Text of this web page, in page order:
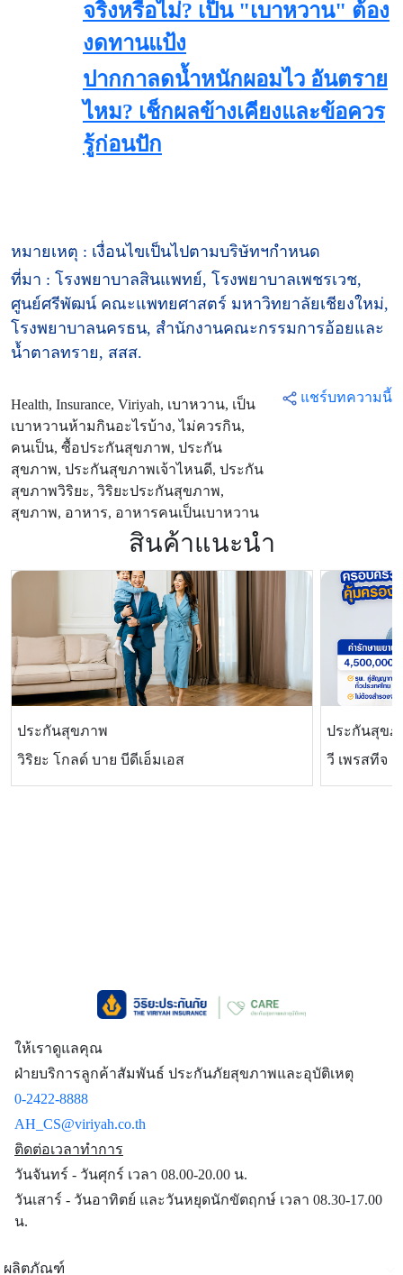
จริงหรือไม่? เป็น "เบาหวาน" ต้อง
งดทานแป้ง
ปากกาลดน้ำหนักผอมไว อันตราย
ไหม? เช็กผลข้างเคียงและข้อควร
รู้ก่อนปัก
หมายเหตุ : เงื่อนไขเป็นไปตามบริษัทฯกำหนด
ที่มา : โรงพยาบาลสินแพทย์, โรงพยาบาลเพชรเวช,
ศูนย์ศรีพัฒน์ คณะแพทยศาสตร์ มหาวิทยาลัยเชียงใหม่,
โรงพยาบาลนครธน, สำนักงานคณะกรรมการอ้อยและ
น้ำตาลทราย, สสส.
Health, Insurance, Viriyah, เบาหวาน, เป็น
เบาหวานห้ามกินอะไรบ้าง, ไม่ควรกิน,
คนเป็น, ซื้อประกันสุขภาพ, ประกัน
สุขภาพ, ประกันสุขภาพเจ้าไหนดี, ประกัน
สุขภาพวิริยะ, วิริยะประกันสุขภาพ,
สุขภาพ, อาหาร, อาหารคนเป็นเบาหวาน
แชร์บทความนี้
สินค้าแนะนำ
ประกันสุขภาพ
วิริยะ โกลด์ บาย บีดีเอ็มเอส
ประกันสุขภ
วี เพรสทีจ
ให้เราดูแลคุณ
ฝ่ายบริการลูกค้าสัมพันธ์ ประกันภัยสุขภาพและอุบัติเหตุ
0-2422-8888
AH_CS@viriyah.co.th
ติดต่อเวลาทำการ
วันจันทร์ - วันศุกร์ เวลา 08.00-20.00 น.
วันเสาร์ - วันอาทิตย์ และวันหยุดนักขัตฤกษ์ เวลา 08.30-17.00
น.
ผลิตภัณฑ์